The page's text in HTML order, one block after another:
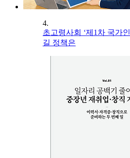
4.
초고령사회 ‘제1차 국가
길 정책은